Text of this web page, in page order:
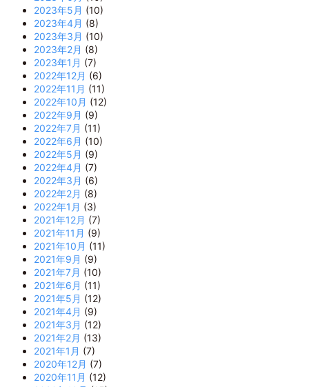
2023年5月 (10)
2023年4月 (8)
2023年3月 (10)
2023年2月 (8)
2023年1月 (7)
2022年12月 (6)
2022年11月 (11)
2022年10月 (12)
2022年9月 (9)
2022年7月 (11)
2022年6月 (10)
2022年5月 (9)
2022年4月 (7)
2022年3月 (6)
2022年2月 (8)
2022年1月 (3)
2021年12月 (7)
2021年11月 (9)
2021年10月 (11)
2021年9月 (9)
2021年7月 (10)
2021年6月 (11)
2021年5月 (12)
2021年4月 (9)
2021年3月 (12)
2021年2月 (13)
2021年1月 (7)
2020年12月 (7)
2020年11月 (12)